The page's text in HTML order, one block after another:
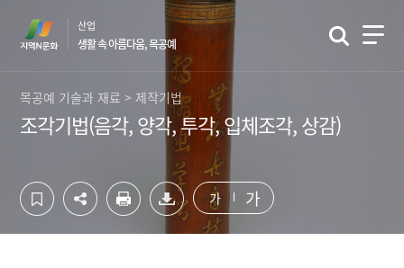
산업
생활 속 아름다움, 목공예
목공예 기술과 재료 > 제작기법
조각기법(음각, 양각, 투각, 입체조각, 상감)
가 가